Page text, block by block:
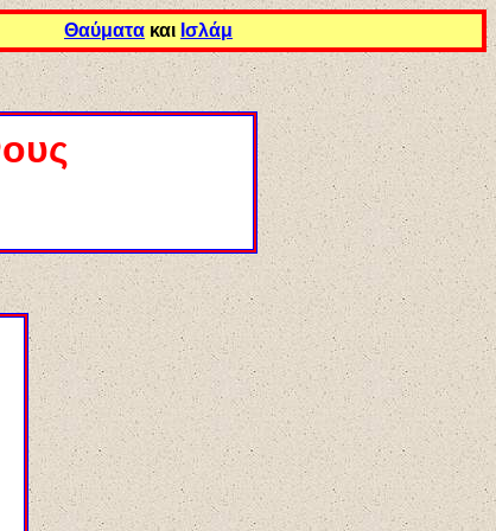
Θαύματα και Ισλάμ